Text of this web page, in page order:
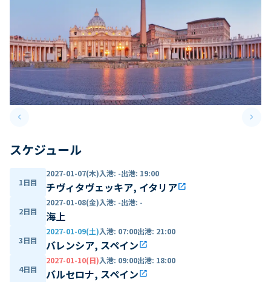
keyboard_arrow_leftPrevious slide keyboard_arrow_right
スケジュール
1日目
2027-01-07(木)入港: -出港: 19:00
チヴィタヴェッキア, イタリアopen_in_new
2日目
2027-01-08(金)入港: -出港: -
海上
3日目
2027-01-09(土)入港: 07:00出港: 21:00
バレンシア, スペインopen_in_new
4日目
2027-01-10(日)入港: 09:00出港: 18:00
バルセロナ, スペインopen_in_new